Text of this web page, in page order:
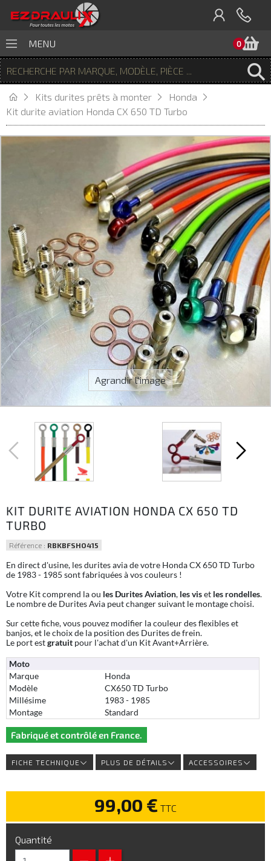
0
MENU
Kits durites prêts à monter
Honda
Kit durite aviation Honda CX 650 TD Turbo
Agrandir l'image
KIT DURITE AVIATION HONDA CX 650 TD
TURBO
Référence : RBKBFSHO415
En direct d'usine, les durites avia de votre Honda CX 650 TD Turbo
de 1983 - 1985 sont fabriquées à vos couleurs !
Votre Kit comprend la ou les Durites Aviation, les viset les rondelles.
Le nombre de Durites Avia peut changer suivant le montage choisi.
Sur cette fiche, vous pouvez modifier la couleur des flexibles et
banjos, et le choix de la position des Durites de frein.
Le port estgratuit pour l'achat d'un Kit Avant+Arrière.
Moto
Marque
Honda
Modèle
CX650 TD Turbo
Millésime
1983 - 1985
Montage
Standard
Fabriqué et contrôlé en France.
FICHE TECHNIQUE PLUS DE DÉTAILS ACCESSOIRES
99,00 € TTC
Quantité